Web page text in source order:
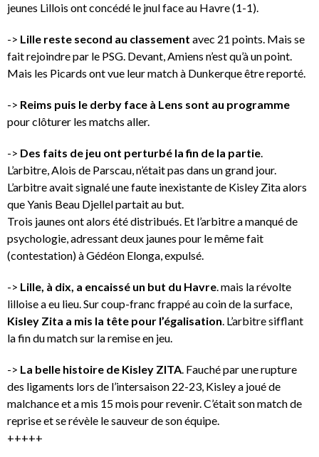
jeunes Lillois ont concédé le jnul face au Havre (1-1).
-> Lille reste second au classement avec 21 points. Mais se
fait rejoindre par le PSG. Devant, Amiens n’est qu’à un point.
Mais les Picards ont vue leur match à Dunkerque être reporté.
-> Reims puis le derby face à Lens sont au programme
pour clôturer les matchs aller.
-> Des faits de jeu ont perturbé la fin de la partie.
L’arbitre, Alois de Parscau, n’était pas dans un grand jour.
L’arbitre avait signalé une faute inexistante de Kisley Zita alors
que Yanis Beau Djellel partait au but.
Trois jaunes ont alors été distribués. Et l’arbitre a manqué de
psychologie, adressant deux jaunes pour le même fait
(contestation) à Gédéon Elonga, expulsé.
-> Lille, à dix, a encaissé un but du Havre. mais la révolte
lilloise a eu lieu. Sur coup-franc frappé au coin de la surface,
Kisley Zita a mis la tête pour l’égalisation. L’arbitre sifflant
la fin du match sur la remise en jeu.
-> La belle histoire de Kisley ZITA. Fauché par une rupture
des ligaments lors de l’intersaison 22-23, Kisley a joué de
malchance et a mis 15 mois pour revenir. C’était son match de
reprise et se révèle le sauveur de son équipe.
+++++